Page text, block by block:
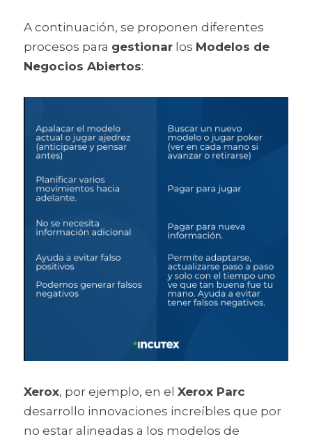
A continuación, se proponen diferentes
procesos para gestionar los Modelos de
Negocios Abiertos:
Xerox, por ejemplo, en el Xerox Parc
desarrollo innovaciones increíbles que por
no estar alineadas a los modelos de